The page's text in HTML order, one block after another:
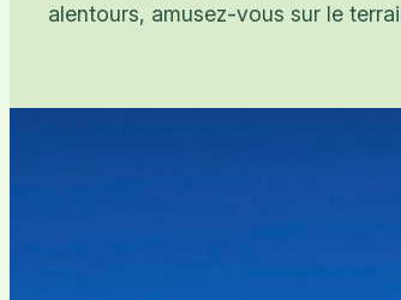
alentours, amusez-vous sur le